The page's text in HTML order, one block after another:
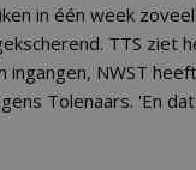
in één week
TTS ziet
ingangen, NWST
Tolenaars. 'En